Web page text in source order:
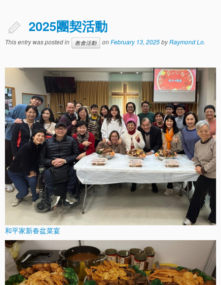
由廟街至觀塘
由觀塘柏秀中心至富利廣場
聚會時間
教會活動
團契小組
主日學栽培
社會服務
崇拜講道
聯絡我們
2025團契活動
This entry was posted in 教會活動 onFebruary 13, 2025byRaymond Lo.
和平家新春盆菜宴